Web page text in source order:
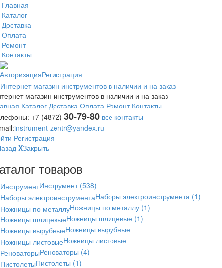
Главная
Каталог
Доставка
Оплата
Ремонт
Контакты
АвторизацияРегистрация
магазин инструментов в наличии и на заказ
Каталог Доставка Оплата Ремонт Контакты
+7 (4872) 30-79-80 все контакты
instrument-zentr@yandex.ru
Регистрация
XЗакрыть
товаров
Инструмент (538)
Наборы электроинструмента (1)
Ножницы по металлу (1)
Ножницы шлицевые (1)
Ножницы вырубные
Ножницы листовые
Реноваторы (4)
Пистолеты (1)